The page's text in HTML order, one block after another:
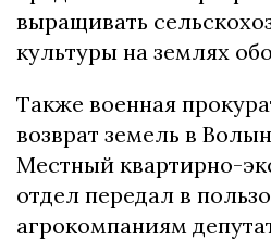
выращивать
культуры на землях
Также военная
возврат земель в
Местный квартирно-
отдел передал в
агрокомпаниям